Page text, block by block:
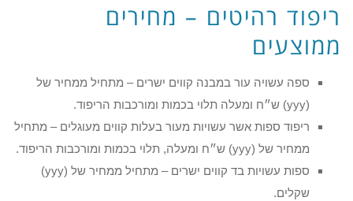
ריפוד רהיטים – מחירים
ממוצעים
ספה עשויה עור במבנה קווים ישרים – מתחיל ממחיר של
(yyy) ש״ח ומעלה תלוי בכמות ומורכבות הריפוד.
ריפוד ספות אשר עשויות מעור בעלות קווים מעוגלים – מתחיל
ממחיר של (yyy) ש״ח ומעלה, תלוי בכמות ומורכבות הריפוד.
ספות עשויות בד קווים ישרים – מתחיל ממחיר של (yyy)
שקלים.